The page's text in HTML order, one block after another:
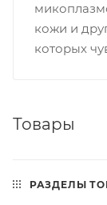
кожи и
которых
Товары
РАЗДЕЛЫ